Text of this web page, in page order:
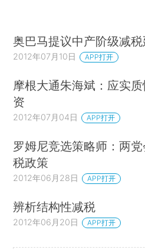
奥巴马提议中产阶级减
2012年07月10日 APP打开
摩根大通朱海斌：应实
资
2012年07月04日 APP打开
罗姆尼竞选策略师：两
税政策
2012年06月28日 APP打开
辨析结构性减税
2012年06月20日 APP打开